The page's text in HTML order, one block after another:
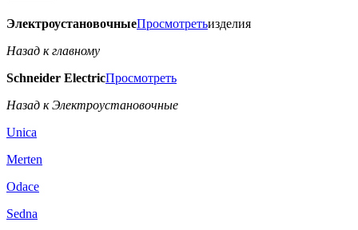
ЭлектроустановочныеПросмотретьизделия
Назад к главному
Schneider ElectricПросмотреть
Назад к Электроустановочные
Unica
Merten
Odace
Sedna